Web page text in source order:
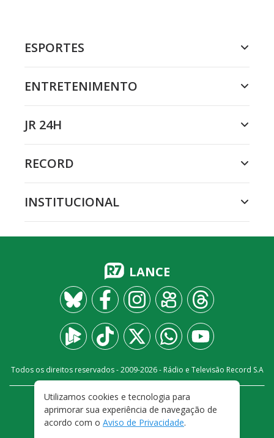
ESPORTES
ENTRETENIMENTO
JR 24H
RECORD
INSTITUCIONAL
LANCE
Todos os direitos reservados - 2009-2026- Rádio e Televisão Record S.A
FALE CONOSCO
PRIVACIDADE
TERMOS E CONDIÇÕES DE USO
Utilizamos cookies e tecnologia para
aprimorar sua experiência de navegação de
acordo com o Aviso de Privacidade.